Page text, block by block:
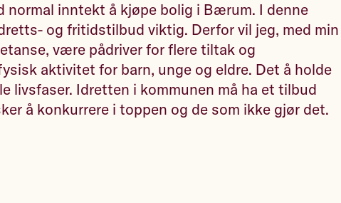
normal inntekt å kjøpe bolig i Bærum. I denne
og fritidstilbud viktig. Derfor vil jeg, med min
være pådriver for flere tiltak og
aktivitet for barn, unge og eldre. Det å holde
livsfaser. Idretten i kommunen må ha et tilbud
å konkurrere i toppen og de som ikke gjør det.